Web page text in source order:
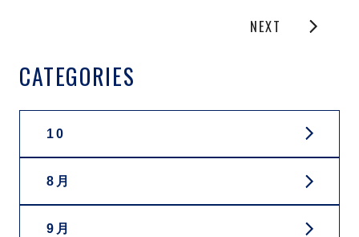
NEXT
CATEGORIES
10
8月
9月